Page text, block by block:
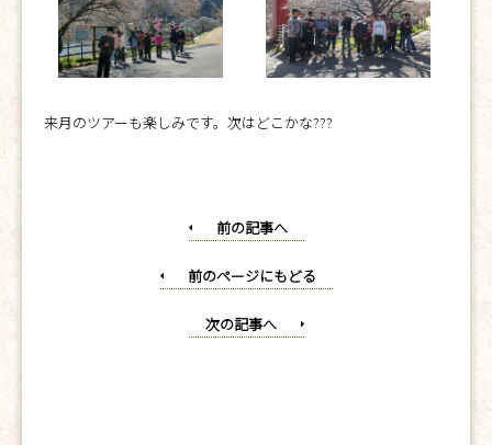
来月のツアーも楽しみです。次はどこかな???
前の記事へ
前のページにもどる
次の記事へ